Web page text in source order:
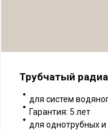
Трубчатый
для систем
Гарантия: 5 лет
для однотрубных